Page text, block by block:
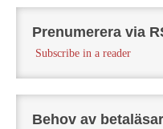
Prenumerera via
Subscribe in a reader
Behov av